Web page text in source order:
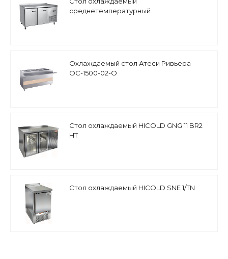
среднетемпературный
Охлаждаемый стол Атеси Ривьера
ОС-1500-02-О
Стол охлаждаемый HICOLD GNG 11 BR2
HT
Стол охлаждаемый HICOLD SNE 1/TN